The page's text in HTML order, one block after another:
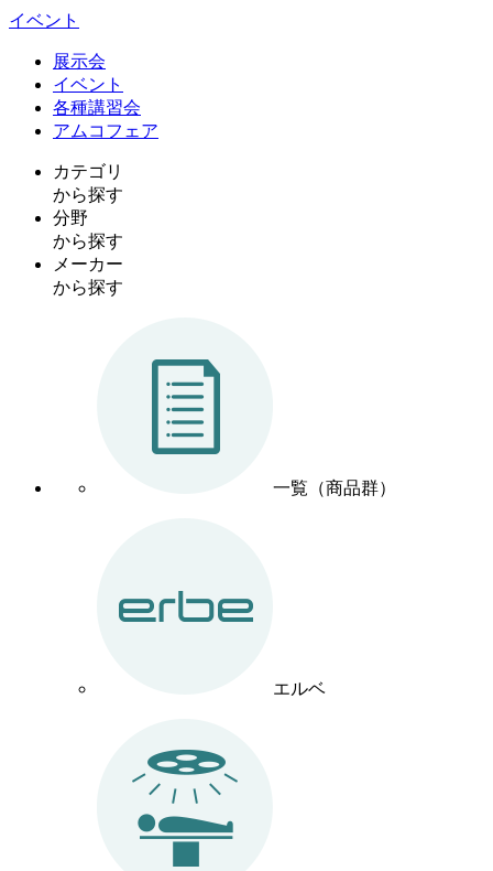
イベント
展示会
イベント
各種講習会
アムコフェア
カテゴリ
から探す
分野
から探す
メーカー
から探す
一覧（商品群）
エルベ